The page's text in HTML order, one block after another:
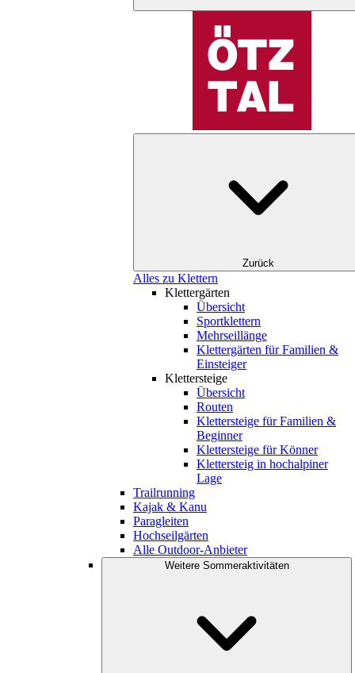
Zurück
Alles zu Klettern
Klettergärten
Übersicht
Sportklettern
Mehrseillänge
Klettergärten für Familien &
Einsteiger
Klettersteige
Übersicht
Routen
Klettersteige für Familien &
Beginner
Klettersteige für Könner
Klettersteig in hochalpiner
Lage
Trailrunning
Kajak & Kanu
Paragleiten
Hochseilgärten
Alle Outdoor-Anbieter
Weitere Sommeraktivitäten